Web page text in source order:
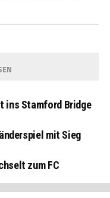
ins Stamford Bridge
mit Sieg
zum FC